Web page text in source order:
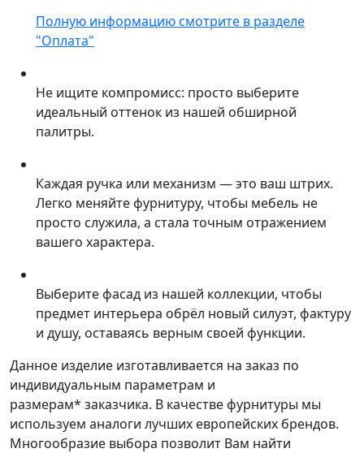
Полную информацию смотрите в разделе
"Оплата"
Не ищите компромисс: просто выберите
идеальный оттенок из нашей обширной
палитры.
Каждая ручка или механизм — это ваш штрих.
Легко меняйте фурнитуру, чтобы мебель не
просто служила, а стала точным отражением
вашего характера.
Выберите фасад из нашей коллекции, чтобы
предмет интерьера обрёл новый силуэт, фактуру
и душу, оставаясь верным своей функции.
Данное изделие изготавливается на заказ по
индивидуальным параметрам и
размерам* заказчика. В качестве фурнитуры мы
используем аналоги лучших европейских брендов.
Многообразие выбора позволит Вам найти